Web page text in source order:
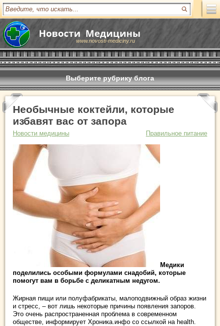
www.novosti-mediciny.ru
Выберите рубрику блога
Необычные коктейли, которые
избавят вас от запора
Новости медицины Правильное питание
Медики
поделились особыми формулами снадобий, которые
помогут вам в борьбе с деликатным недугом.
Жирная пищи или полуфабрикаты, малоподвижный образ жизни
и стресс, – вот лишь некоторые причины появления запоров.
Это очень распространенная проблема в современном
обществе, информирует Хроника.инфо со ссылкой на health.